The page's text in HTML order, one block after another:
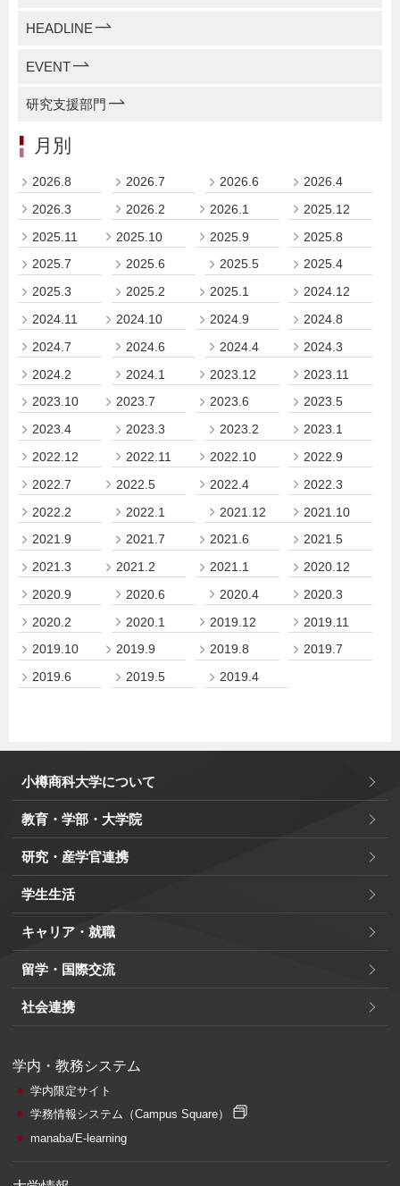
HEADLINE
EVENT
研究支援部門
月別
2026.8 2026.7 2026.6
2026.4
2026.3
2026.2 2026.1
2025.12
2025.11
2025.10 2025.9
2025.8
2025.7
2025.6 2025.5
2025.4
2025.3
2025.2 2025.1
2024.12
2024.11
2024.10 2024.9
2024.8
2024.7
2024.6 2024.4
2024.3
2024.2
2024.1 2023.12
2023.11
2023.10
2023.7 2023.6
2023.5
2023.4
2023.3 2023.2
2023.1
2022.12
2022.11 2022.10
2022.9
2022.7
2022.5 2022.4
2022.3
2022.2
2022.1 2021.12
2021.10
2021.9
2021.7 2021.6
2021.5
2021.3
2021.2 2021.1
2020.12
2020.9
2020.6 2020.4
2020.3
2020.2
2020.1 2019.12
2019.11
2019.10
2019.9 2019.8
2019.7
2019.6
2019.5 2019.4
小樽商科大学について
教育・学部・大学院
研究・産学官連携
学生生活
キャリア・就職
留学・国際交流
社会連携
学内・教務システム
学内限定サイト
学務情報システム （Campus Square）
manaba/E-learning